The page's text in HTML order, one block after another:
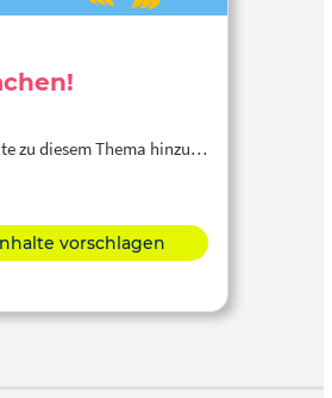
zu diesem Thema hinzu…
vorschlagen